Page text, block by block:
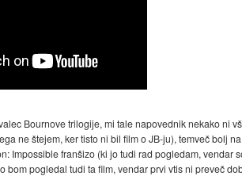
Bournove trilogije, mi tale napovednik nekako ni
ne štejem, ker tisto ni bil film o JB-ju), temveč bolj
Impossible franšizo (ki jo tudi rad pogledam,
bom pogledal tudi ta film, vendar prvi vtis ni preveč